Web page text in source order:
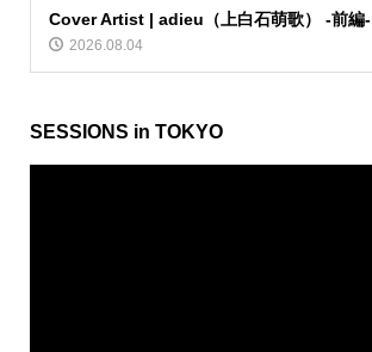
Cover Artist | adieu（上白石萌歌） -前編-
2026.08.04
SESSIONS in TOKYO